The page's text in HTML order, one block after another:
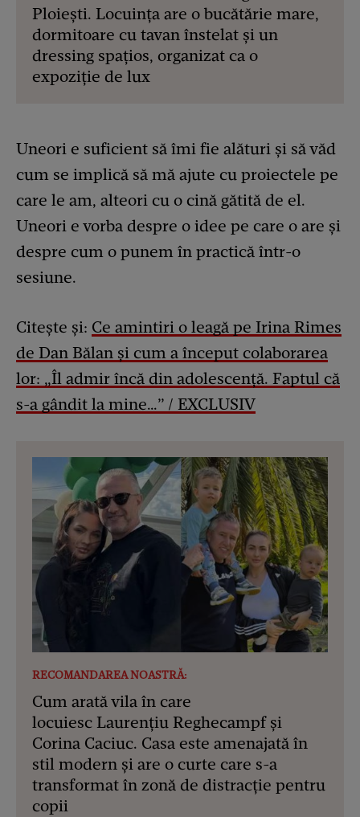
Ploiești. Locuința are o bucătărie mare,
dormitoare cu tavan înstelat și un
dressing spațios, organizat ca o
expoziție de lux
Uneori e suficient să îmi fie alături și să văd
cum se implică să mă ajute cu proiectele pe
care le am, alteori cu o cină gătită de el.
Uneori e vorba despre o idee pe care o are și
despre cum o punem în practică într-o
sesiune.
Citește și: Ce amintiri o leagă pe Irina Rimes
de Dan Bălan și cum a început colaborarea
lor: „Îl admir încă din adolescență. Faptul că
s-a gândit la mine…” / EXCLUSIV
RECOMANDAREA NOASTRĂ:
Cum arată vila în care
locuiesc Laurențiu Reghecampf și
Corina Caciuc. Casa este amenajată în
stil modern și are o curte care s-a
transformat în zonă de distracție pentru
copii